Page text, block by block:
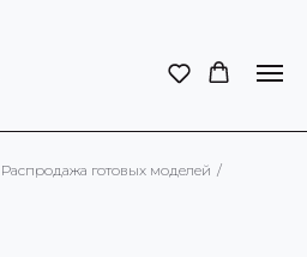
Распродажа готовых моделей /